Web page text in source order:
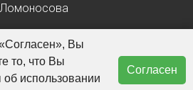
Ломоносова
М.В. Ломоносова
О сайте
Вы
то, что Вы
использовании
Согласен